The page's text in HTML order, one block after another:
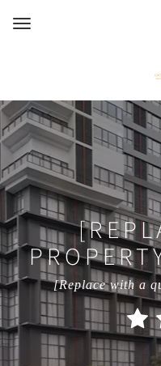
Toggle
[Replace with a